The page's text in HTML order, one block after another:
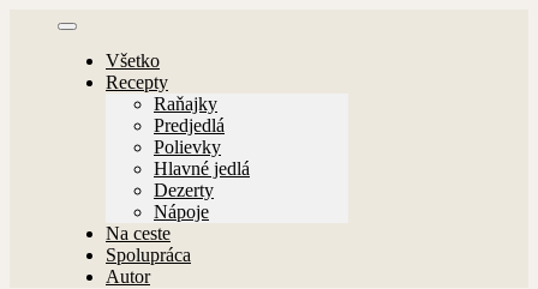
Všetko
Recepty
Raňajky
Predjedlá
Polievky
Hlavné jedlá
Dezerty
Nápoje
Na ceste
Spolupráca
Autor